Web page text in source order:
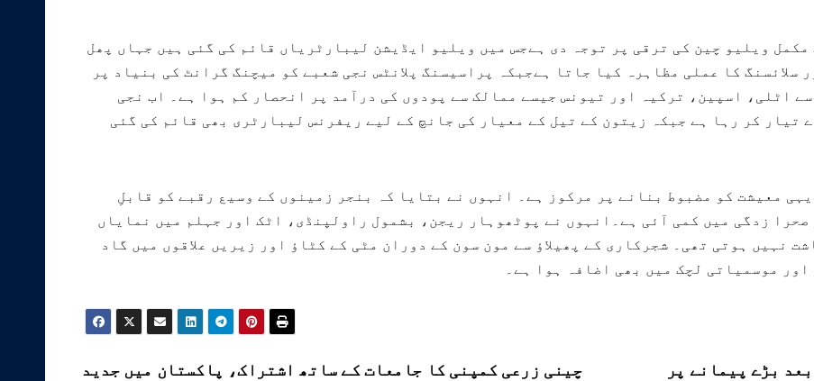
ویلیو چین کی ترقی پر توجہ دی ہےجس میں ویلیو ایڈیشن لیبارٹریاں قائم کی گئی ہیں جہاں پھل
کا عملی مظاہرہ کیا جاتا ہےجبکہ پراسیسنگ پلانٹس نجی شعبے کو میچنگ گرانٹ کی بنیاد پر
اٹلی، اسپین، ترکیہ اور تیونس جیسے ممالک سے پودوں کی درآمد پر انحصار کم ہوا ہے۔ اب نجی
تیار کر رہا ہے جبکہ زیتون کے تیل کے معیار کی جانچ کے لیے ریفرنس لیبارٹری بھی قائم کی گئی
معیشت کو مضبوط بنانے پر مرکوز ہے۔ انہوں نے بتایا کہ بنجر زمینوں کے وسیع رقبے کو قابلِ
زدگی میں کمی آئی ہے۔انہوں نے پوٹھوہار ریجن، بشمول راولپنڈی، اٹک اور جہلم میں نمایاں
نہیں ہوتی تھی۔ شجرکاری کے پھیلاؤ سے مون سون کے دوران مٹی کے کٹاؤ اور زیریں علاقوں میں گاد
موسمیاتی لچک میں بھی اضافہ ہوا ہے۔
چینی زرعی کمپنی کا جامعات کے ساتھ اشتراک، پاکستان میں جدید
بڑے پیمانے پر